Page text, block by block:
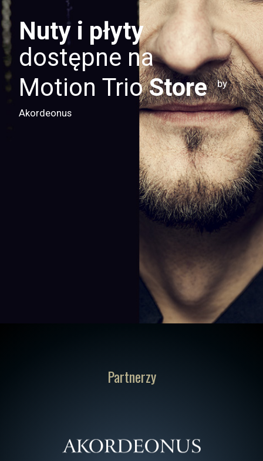
Nuty i płyty
dostępne na
Motion TrioStore by
Akordeonus
Partnerzy